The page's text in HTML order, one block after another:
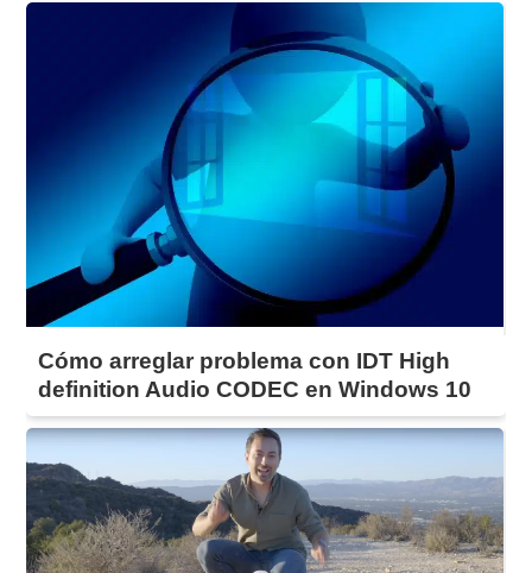
Cómo arreglar problema con IDT High
definition Audio CODEC en Windows 10